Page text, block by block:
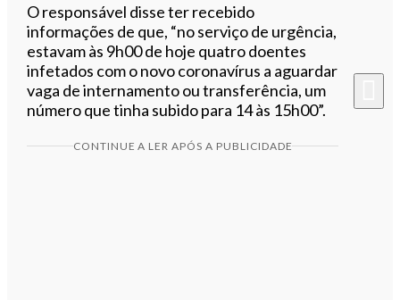
O responsável disse ter recebido
informações de que, “no serviço de urgência,
estavam às 9h00 de hoje quatro doentes
infetados com o novo coronavírus a aguardar
vaga de internamento ou transferência, um
número que tinha subido para 14 às 15h00”.
CONTINUE A LER APÓS A PUBLICIDADE